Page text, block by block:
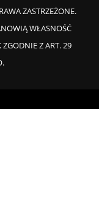
ZASTRZEŻONE.
WŁASNOŚĆ
Z ART. 29